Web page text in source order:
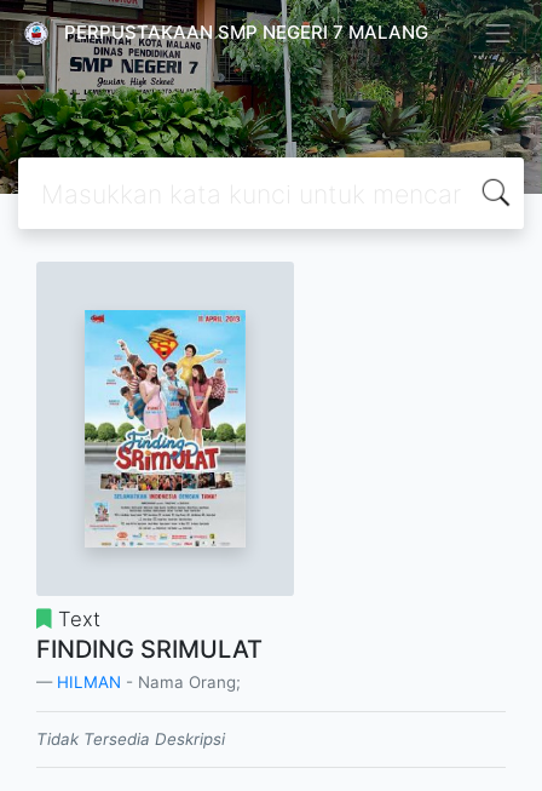
PERPUSTAKAAN SMP NEGERI 7 MALANG
Text
FINDING SRIMULAT
HILMAN - Nama Orang;
Tidak Tersedia Deskripsi